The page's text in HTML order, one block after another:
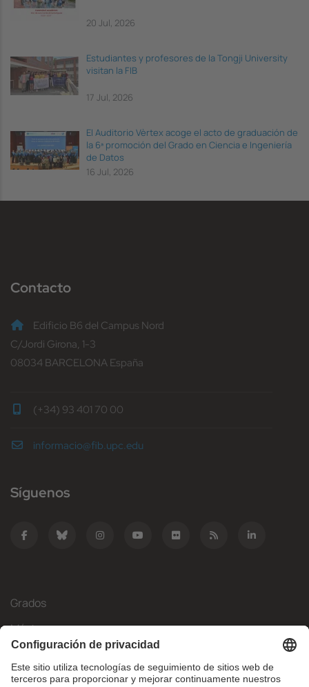
20 Jul, 2026
Estudiantes y profesores de la Tongji University
visitan la FIB
17 Jul, 2026
El Auditorio Vèrtex acoge el acto de graduación de
la 6ª promoción del Grado en Ciencia e Ingeniería
de Datos
16 Jul, 2026
Contacto
Edificio B6 del Campus Nord
C/Jordi Girona, 1-3
08034 BARCELONA España
(+34) 93 401 70 00
informacio@fib.upc.edu
Síguenos
Grados
Másteres
Movilidad Internacional
Investigación